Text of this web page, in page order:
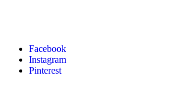
Facebook
Instagram
Pinterest